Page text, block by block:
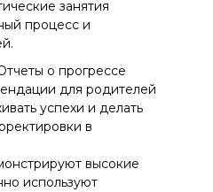
занятия
процесс и
о прогрессе
для родителей
успехи и делать
в
высокие
используют